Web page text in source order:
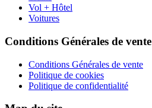
Vol + Hôtel
Voitures
Conditions Générales de vente
Conditions Générales de vente
Politique de cookies
Politique de confidentialité